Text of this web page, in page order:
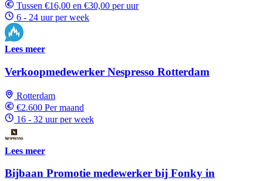
Tussen €16,00 en €30,00 per uur
6 - 24 uur per week
Lees meer
Verkoopmedewerker Nespresso Rotterdam
Rotterdam
€2.600 Per maand
16 - 32 uur per week
Lees meer
Bijbaan Promotie medewerker bij Fonky in